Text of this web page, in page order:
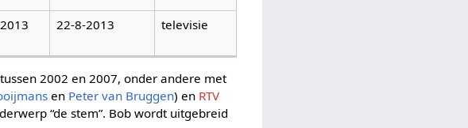
2013 22-8-2013 televisie
2002 en 2007, onder andere met
en Peter van Bruggen) en RTV
“de stem”. Bob wordt uitgebreid